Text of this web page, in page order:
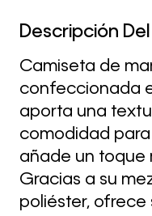
Descripción
Camiseta de
confeccionada
aporta una
comodidad para
añade un toque
Gracias a su
poliéster, ofrece